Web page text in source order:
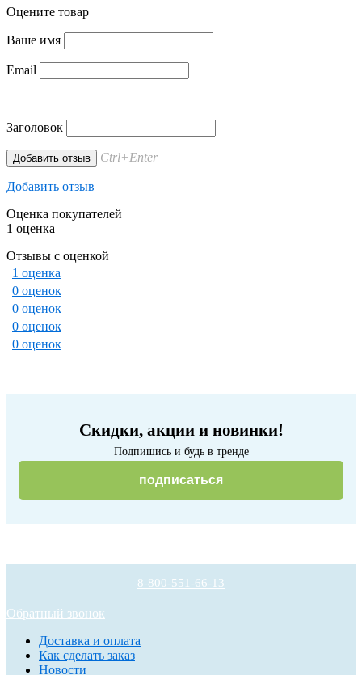
Оцените товар
Ваше имя
Email
Заголовок
Ctrl+Enter
Добавить отзыв
Оценка покупателей
1 оценка
Отзывы с оценкой
1 оценка
0 оценок
0 оценок
0 оценок
0 оценок
Скидки, акции и новинки!
Подпишись и будь в тренде
подписаться
8-800-551-66-13
Обратный звонок
Доставка и оплата
Как сделать заказ
Новости